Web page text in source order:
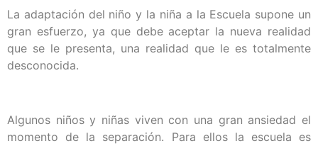
La adaptación del niño y la niña a la Escuela supone un
gran esfuerzo, ya que debe aceptar la nueva realidad
que se le presenta, una realidad que le es totalmente
desconocida.
Algunos niños y niñas viven con una gran ansiedad el
momento de la separación. Para ellos la escuela es